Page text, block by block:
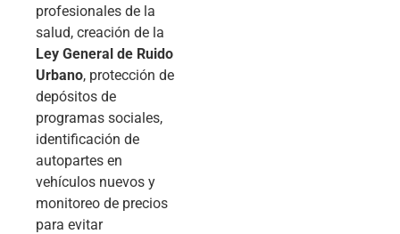
profesionales de la
salud, creación de la
Ley General de Ruido
Urbano, protección de
depósitos de
programas sociales,
identificación de
autopartes en
vehículos nuevos y
monitoreo de precios
para evitar